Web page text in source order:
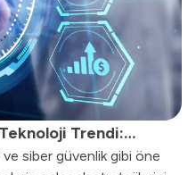
Trendi:
siber güvenlik gibi öne